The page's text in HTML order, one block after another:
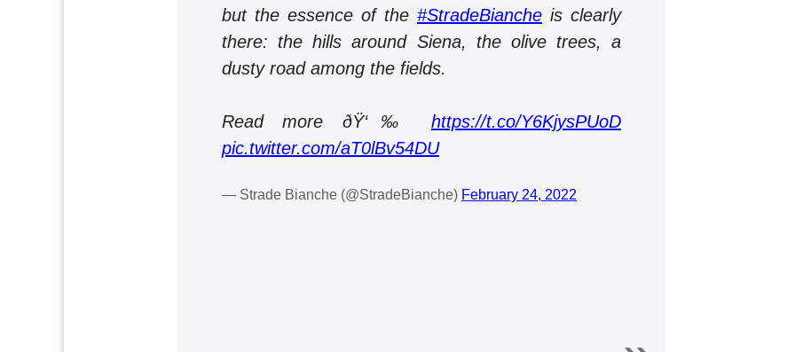
but the essence of the #StradeBianche is clearly
there: the hills around Siena, the olive trees, a
dusty road among the fields.
Read more ðŸ‘‰ https://t.co/Y6KjysPUoD
pic.twitter.com/aT0lBv54DU
— Strade Bianche (@StradeBianche) February 24, 2022